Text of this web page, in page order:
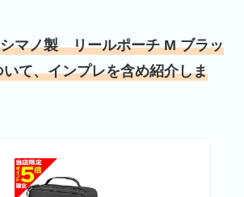
マノ製 リールポーチ M ブラッ
て、インプレを含め紹介しま